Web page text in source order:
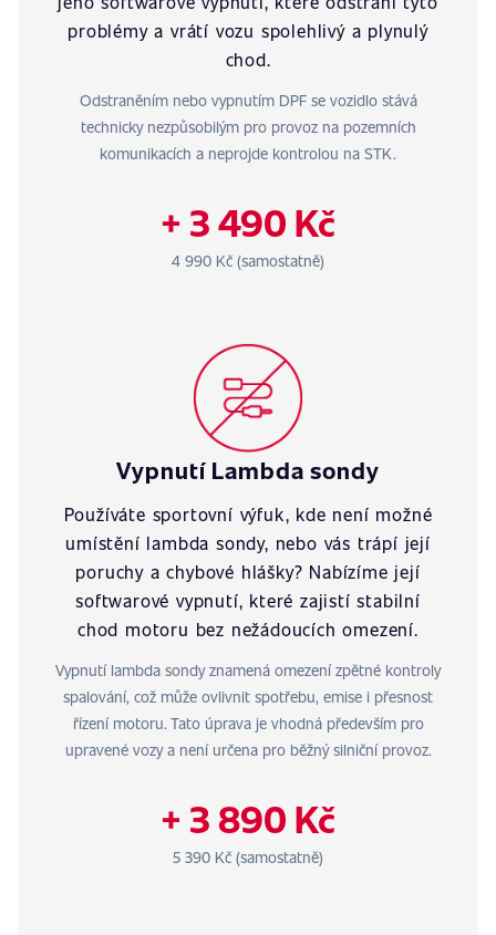
problémy a vrátí vozu spolehlivý a plynulý
chod.
Odstraněním nebo vypnutím DPF se vozidlo stává
technicky nezpůsobilým pro provoz na pozemních
komunikacích a neprojde kontrolou na STK.
+ 3 490 Kč
4 990 Kč (samostatně)
Vypnutí Lambda sondy
Používáte sportovní výfuk, kde není možné
umístění lambda sondy, nebo vás trápí její
poruchy a chybové hlášky? Nabízíme její
softwarové vypnutí, které zajistí stabilní
chod motoru bez nežádoucích omezení.
Vypnutí lambda sondy znamená omezení zpětné kontroly
spalování, což může ovlivnit spotřebu, emise i přesnost
řízení motoru. Tato úprava je vhodná především pro
upravené vozy a není určena pro běžný silniční provoz.
+ 3 890 Kč
5 390 Kč (samostatně)